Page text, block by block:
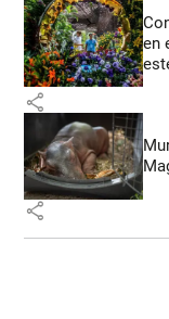
en
share
share